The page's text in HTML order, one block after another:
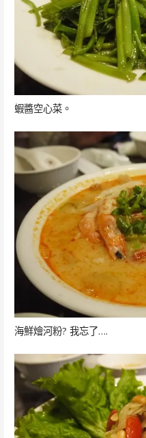
蝦醬空心菜。
海鮮燴河粉? 我忘了….